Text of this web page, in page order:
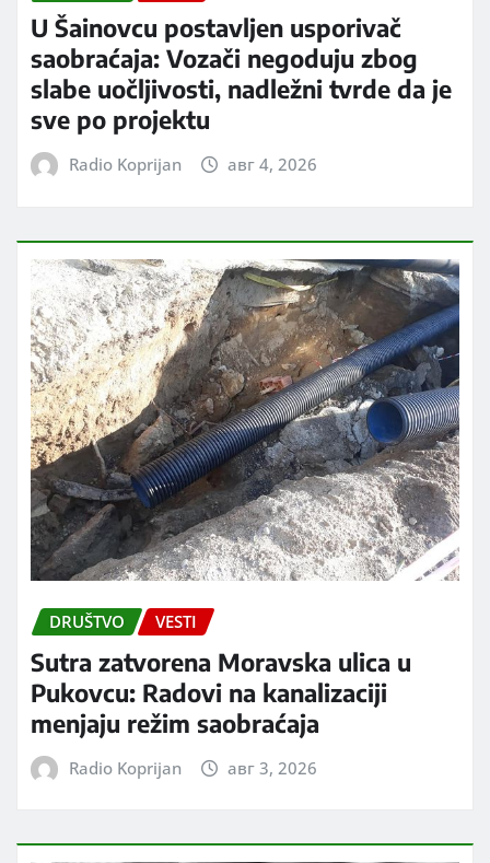
U Šainovcu postavljen usporivač
saobraćaja: Vozači negoduju zbog
slabe uočljivosti, nadležni tvrde da je
sve po projektu
Radio Koprijan авг 4, 2026
DRUŠTVO VESTI
Sutra zatvorena Moravska ulica u
Pukovcu: Radovi na kanalizaciji
menjaju režim saobraćaja
Radio Koprijan авг 3, 2026